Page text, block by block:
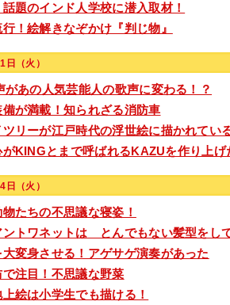
題のインド人学校に潜入取材！
！絵解きなぞかけ『判じ物』
（火）
あの人気芸能人の歌声に変わる！？
が満載！知られざる消防車
リーが江戸時代の浮世絵に描かれてい
がKINGとまで呼ばれるKAZUを作り上げ
（火）
たちの不思議な寝姿！
ントワネットは とんでもない髪型をし
変身させる！アゲサゲ演奏があった
注目！不思議な野菜
絵は小学生でも描ける！